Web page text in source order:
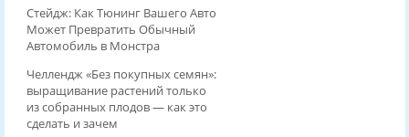
Стейдж: Как Тюнинг Вашего Авто
Может Превратить Обычный
Автомобиль в Монстра
Челлендж «Без покупных семян»:
выращивание растений только
из собранных плодов — как это
сделать и зачем